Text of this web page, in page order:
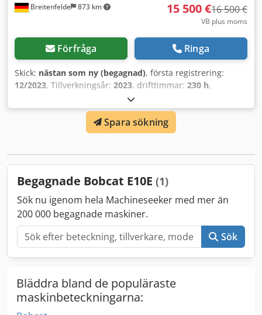
Breitenfelde 873 km 15 500 €16 500 €
VB plus moms
Förfråga Ringa
Skick: nästan som ny (begagnad), första registrering:
12/2023, Tillverkningsår: 2023, drifttimmar: 230 h,
Hydraulikoljekylare Högpresterande slangskydd LED-lampa
på bommen Snabbfäste MS01 Maskinens
standardutrustning bredd: 710mm / 1.100mm utskjuten
180mm gummilarvband Dubbelverkande extra hydraulik
Detta erbjudande är icke-bindande, ingen garanti för
förbehålles!
Spara sökning
Begagnade Bobcat E10E (1)
Sök nu igenom hela Machineseeker med mer än
200 000 begagnade maskiner.
Sök
Bläddra bland de populäraste
maskinbeteckningarna: